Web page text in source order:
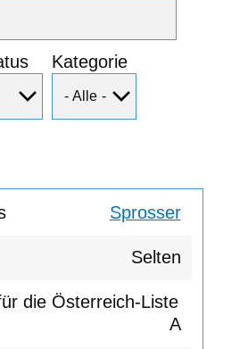
Kategorie
Sprosser
Selten
A